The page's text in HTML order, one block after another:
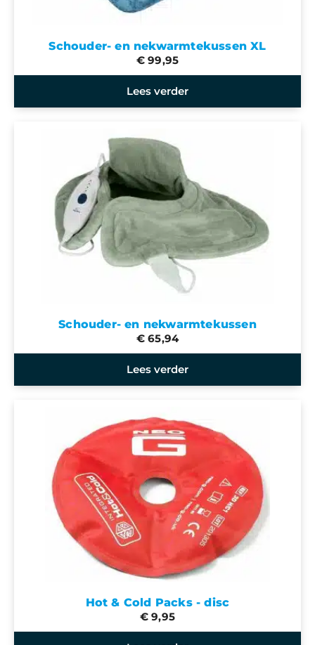
Schouder- en nekwarmtekussen XL
€ 99,95
Lees verder
Schouder- en nekwarmtekussen
€ 65,94
Lees verder
Hot & Cold Packs - disc
€ 9,95